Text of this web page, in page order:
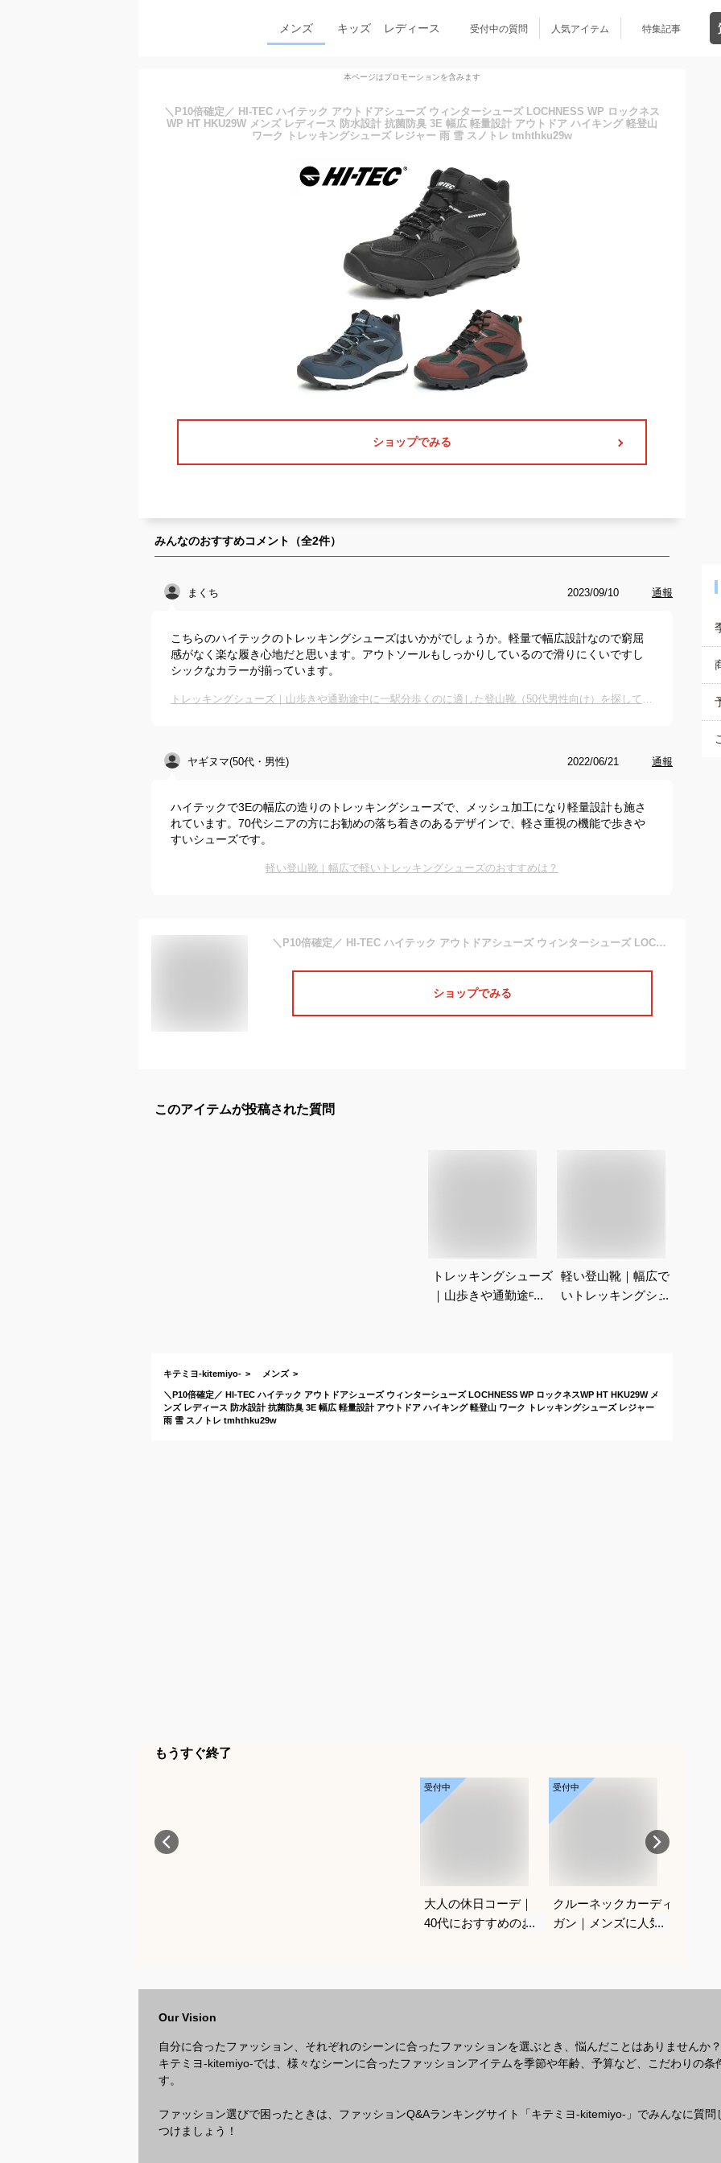
メンズ キッズ レディース 受付中の質問 人気アイテム 特集記事
本ページはプロモーションを含みます
＼P10倍確定／ HI-TEC ハイテック アウトドアシューズ ウィンターシューズ LOCHNESS WP ロックネス
WP HT HKU29W メンズ レディース 防水設計 抗菌防臭 3E 幅広 軽量設計 アウトドア ハイキング 軽登山
ワーク トレッキングシューズ レジャー 雨 雪 スノトレ tmhthku29w
ショップでみる
みんなのおすすめコメント（全2件）
まくち 2023/09/10 通報
こちらのハイテックのトレッキングシューズはいかがでしょうか。軽量で幅広設計なので窮屈
感がなく楽な履き心地だと思います。アウトソールもしっかりしているので滑りにくいですし
シックなカラーが揃っています。
トレッキングシューズ｜山歩きや通勤途中に一駅分歩くのに適した登山靴（50代男性向け）を探しています。
ヤギヌマ(50代・男性) 2022/06/21 通報
ハイテックで3Eの幅広の造りのトレッキングシューズで、メッシュ加工になり軽量設計も施さ
れています。70代シニアの方にお勧めの落ち着きのあるデザインで、軽さ重視の機能で歩きや
すいシューズです。
軽い登山靴｜幅広で軽いトレッキングシューズのおすすめは？
＼P10倍確定／ HI-TEC ハイテック アウトドアシューズ ウィンターシューズ LOCHNESS WP ロックネスWP HT HKU29W メンズ レディース 防水設計 抗菌防臭 3E 幅広 軽量設計 アウトドア ハイキング 軽登山 ワーク トレッキングシューズ レジャー 雨 雪 スノトレ tmhthku29w
ショップでみる
このアイテムが投稿された質問
トレッキングシューズ
｜山歩きや通勤途中に
軽い登山靴｜幅広で軽
いトレッキングシュー
キテミヨ-kitemiyo- メンズ
＼P10倍確定／ HI-TEC ハイテック アウトドアシューズ ウィンターシューズ LOCHNESS WP ロックネスWP HT HKU29W メ
ンズ レディース 防水設計 抗菌防臭 3E 幅広 軽量設計 アウトドア ハイキング 軽登山 ワーク トレッキングシューズ レジャー
雨 雪 スノトレ tmhthku29w
もうすぐ終了
受付中
大人の休日コーデ｜
40代におすすめのお
受付中
クルーネックカーディ
ガン｜メンズに人気の
Our Vision
自分に合ったファッション、それぞれのシーンに合ったファッションを選ぶとき、悩んだことはありませんか？
キテミヨ-kitemiyo-では、様々なシーンに合ったファッションアイテムを季節や年齢、予算など、こだわりの条
す。
ファッション選びで困ったときは、ファッションQ&Aランキングサイト「キテミヨ-kitemiyo-」でみんなに質
つけましょう！